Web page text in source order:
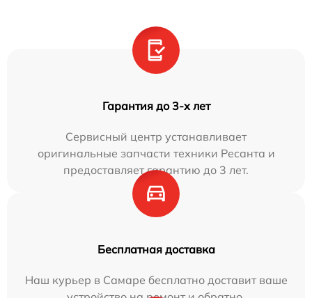
Гарантия до 3-х лет
Сервисный центр устанавливает
оригинальные запчасти техники Ресанта и
предоставляет гарантию до 3 лет.
Бесплатная доставка
Наш курьер в Самаре бесплатно доставит ваше